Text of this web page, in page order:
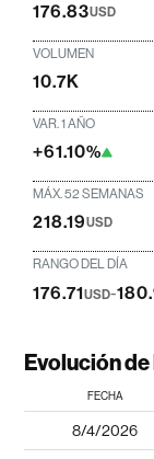
176.83USD
VOLUMEN
10.7K
VAR. 1 AÑO
+61.10%
MÁX. 52 SEMANAS
218.19USD
RANGO DEL DÍA
176.71USD-
Evolución
FECHA
8/4/2026